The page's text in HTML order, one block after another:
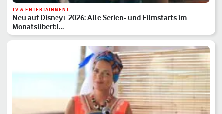
TV & ENTERTAINMENT
Neu auf Disney+ 2026: Alle Serien- und Filmstarts im
Monatsüberbl…